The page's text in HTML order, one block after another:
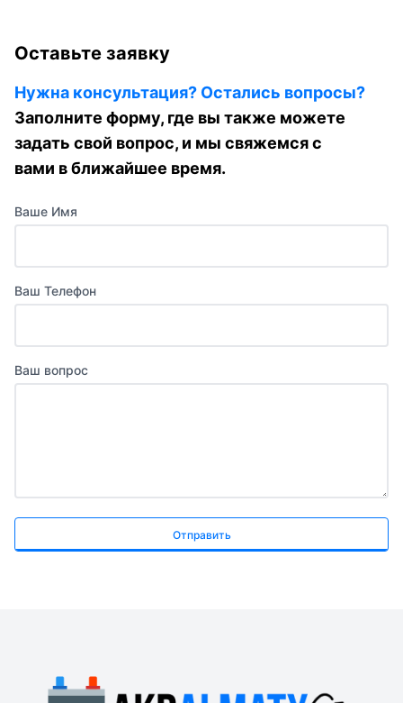
Оставьте заявку
Нужна консультация? Остались вопросы?
Заполните форму, где вы также можете
задать свой вопрос, и мы свяжемся с
вами в ближайшее время.
Ваше Имя
Ваш Телефон
Ваш вопрос
Отправить